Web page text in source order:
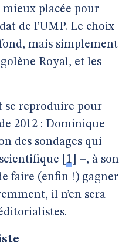
mieux placée pour
de l’UMP. Le choix
mais simplement
Royal, et les
se reproduire pour
2012 : Dominique
des sondages qui
1
–, à son
faire (enfin !) gagner
il n’en sera